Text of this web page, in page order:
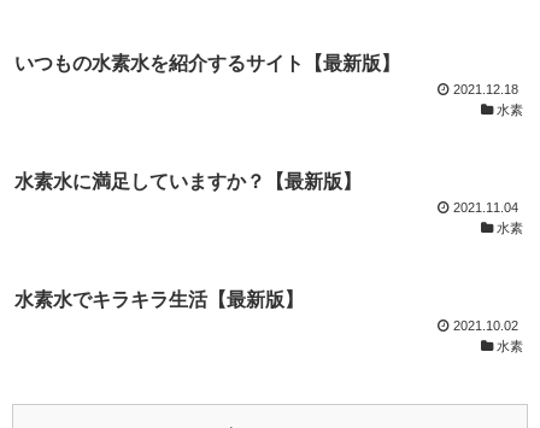
いつもの水素水を紹介するサイト【最新版】
2021.12.18
水素
水素水に満足していますか？【最新版】
2021.11.04
水素
水素水でキラキラ生活【最新版】
2021.10.02
水素